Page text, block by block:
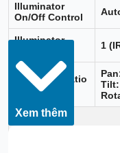
Illuminator
On/Off Control
Illuminator
1
Pan/Tilt/Rotatio
n Range
Tilt:
Lens
Xem thêm